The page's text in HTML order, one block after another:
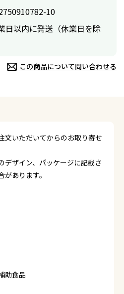
10
日以内に発送（休業日を除
この商品について問い合わせる
文いただいてからのお取り寄せ
ザイン、パッケージに記載さ
あります。
助食品